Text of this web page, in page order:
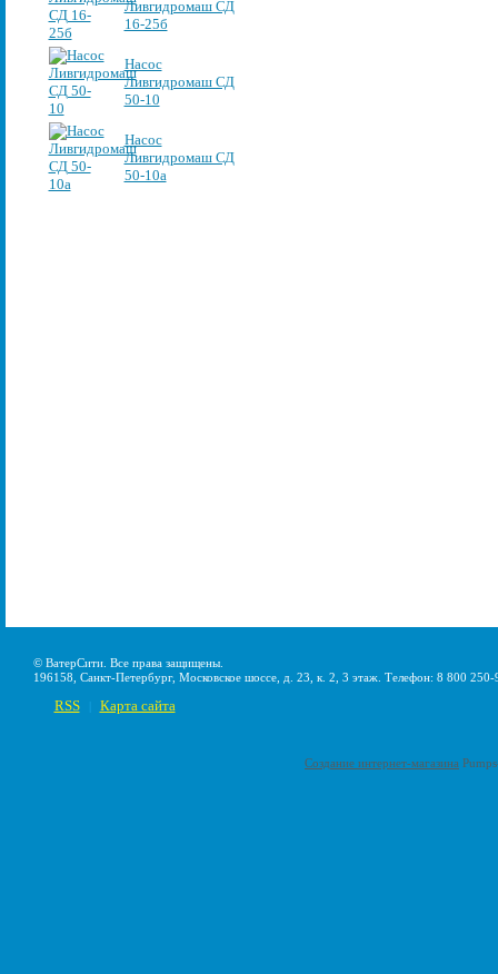
Ливгидромаш СД
16-25б
Насос
Ливгидромаш СД
50-10
Насос
Ливгидромаш СД
50-10а
© ВатерСити. Все права защищены.
196158, Санкт-Петербург, Московское шоссе, д. 23, к. 2, 3 этаж. Телефон: 8 800
RSS Карта сайта
Создание интернет-магазина